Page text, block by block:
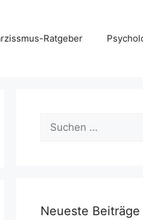
Ratgeber
Suchen
nach:
Neueste Beiträge